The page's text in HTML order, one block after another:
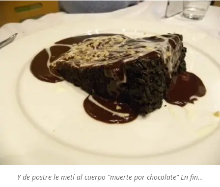
Y de postre le metí al cuerpo “muerte por chocolate” En fin…